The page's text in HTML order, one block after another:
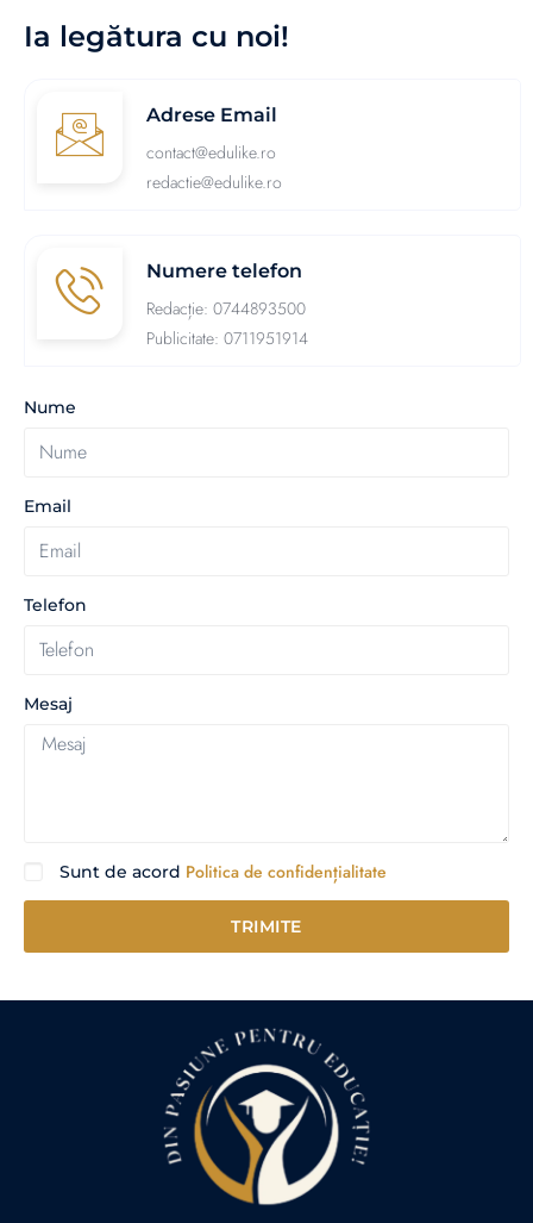
Ia legătura cu noi!
Adrese Email
contact@edulike.ro
redactie@edulike.ro
Numere telefon
Redacție: 0744893500
Publicitate: 0711951914
Nume
Email
Telefon
Mesaj
Sunt de acord Politica de confidențialitate
TRIMITE